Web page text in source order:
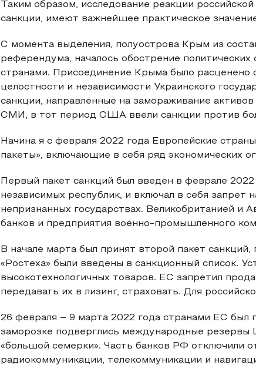
Таким образом, исследование реакции
санкции, имеют важнейшее практическое
С момента выделения, полуострова Крым из
референдума, началось обострение
странами. Присоединение Крыма было
целостности и независимости Украинского
санкции, направленные на замораживание
СМИ, в тот период США ввели санкции против
Начина я с февраля 2022 года Европейские
пакеты», включающие в себя ряд экономических
Первый пакет санкций был введен в феврале
независимых республик, и включал в себя
непризнанных государствах. Великобританией и
банков и предприятия военно-промышленного
В начале марта был принят второй пакет
«Ростеха» были введены в санкционный список.
высокотехнологичных товаров. ЕС запретил
передавать их в лизинг, страховать. Для
26 февраля – 9 марта 2022 года странами ЕС был
заморозке подверглись международные резервы
«большой семерки». Часть банков РФ отключили
радиокоммуникации, телекоммуникации и